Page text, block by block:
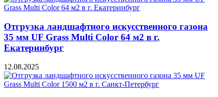
Отгрузка ландшафтного искусственного газона
35 мм UF Grass Multi Color 64 м2 в г.
Екатеринбург
12.08.2025